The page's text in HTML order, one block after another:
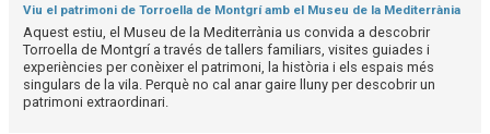
Viu el patrimoni de Torroella de Montgrí amb el Museu de la Mediterrània
Aquest estiu, el Museu de la Mediterrània us convida a descobrir
Torroella de Montgrí a través de tallers familiars, visites guiades i
experiències per conèixer el patrimoni, la història i els espais més
singulars de la vila. Perquè no cal anar gaire lluny per descobrir un
patrimoni extraordinari.